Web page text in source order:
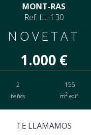
MONT-RAS
Ref. LL-130
NOVETAT
1.000 €
2
baños
155
m2 edif.
TE LLAMAMOS